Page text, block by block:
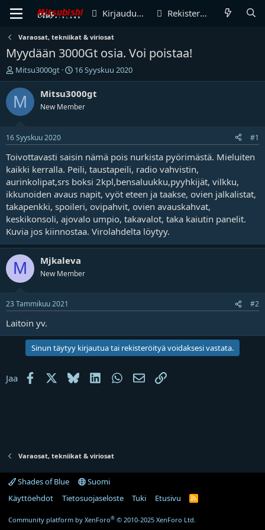
Kirjaudu sisään Rekisteröidy
Varaosat, tekniikat & viriosat
Myydään 3000Gt osia. Voi poistaa!
V
i
e
s
k
e
t
j
u
n
a
l
o
i
t
a
j
a
Mitsu3000gt
A
l
o
i
t
p
ä
v
ä
m
ä
ä
r
16 Syyskuu 2020
M Mitsu3000gt
New Member
16 Syyskuu 2020 #1
Toivottavasti saisin nämä pois nurkista pyörimästä. Mieluiten
kaikki kerralla. Peili, taustapeili, radio vahvistin,
aurinkolipat,srs boksi 2kpl,bensaluukku,pyyhkijät, vilkku,
ikkunoiden avaus napit, vyöt eteen ja taakse, ovien jalkalistat,
takapenkki, spoileri, ovipahvit, ovien avauskahvat,
keskikonsoli, ajovalo umpio, takavalot, taka kaiutin panelit.
Kuvia jos kiinnostaa. Virolahdelta löytyy.
M Mjkaleva
New Member
23 Tammikuu 2021 #2
Laitoin yv.
Sinun täytyy kirjautua tai rekisteröityä voidaksesi vastata.
Jaa Facebook BlueskyLinkedInWhatsAppSähköposti
Linkki
Varaosat, tekniikat & viriosat
Shades of Blue
Suomi
Käyttöehdot
Tietosuojaseloste Tuki Etusivu
R
Community platform by XenForo® © 2010-2025 XenForo Ltd.